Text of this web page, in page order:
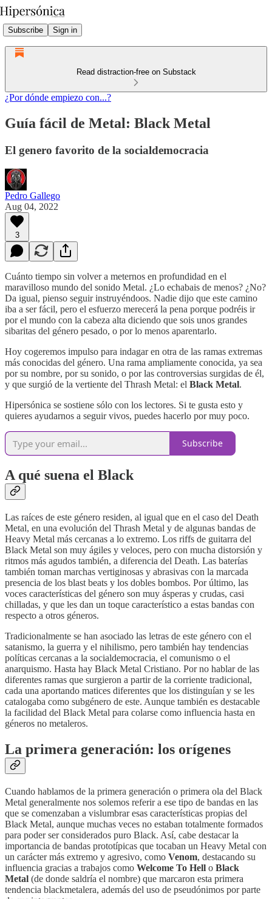
Subscribe Sign in
Read distraction-free on Substack
¿Por dónde empiezo con...?
Guía fácil de Metal: Black Metal
El genero favorito de la socialdemocracia
Pedro Gallego
Aug 04, 2022
3
Cuánto tiempo sin volver a meternos en profundidad en el
maravilloso mundo del sonido Metal. ¿Lo echabais de menos? ¿No?
Da igual, pienso seguir instruyéndoos. Nadie dijo que este camino
iba a ser fácil, pero el esfuerzo merecerá la pena porque podréis ir
por el mundo con la cabeza alta diciendo que sois unos grandes
sibaritas del género pesado, o por lo menos aparentarlo.
Hoy cogeremos impulso para indagar en otra de las ramas extremas
más conocidas del género. Una rama ampliamente conocida, ya sea
por su nombre, por su sonido, o por las controversias surgidas de él,
y que surgió de la vertiente del Thrash Metal: el Black Metal.
Hipersónica se sostiene sólo con los lectores. Si te gusta esto y
quieres ayudarnos a seguir vivos, puedes hacerlo por muy poco.
Subscribe
A qué suena el Black
Las raíces de este género residen, al igual que en el caso del Death
Metal, en una evolución del Thrash Metal y de algunas bandas de
Heavy Metal más cercanas a lo extremo. Los riffs de guitarra del
Black Metal son muy ágiles y veloces, pero con mucha distorsión y
ritmos más agudos también, a diferencia del Death. Las baterías
también toman marchas vertiginosas y abrasivas con la marcada
presencia de los blast beats y los dobles bombos. Por último, las
voces características del género son muy ásperas y crudas, casi
chilladas, y que les dan un toque característico a estas bandas con
respecto a otros géneros.
Tradicionalmente se han asociado las letras de este género con el
satanismo, la guerra y el nihilismo, pero también hay tendencias
políticas cercanas a la socialdemocracia, el comunismo o el
anarquismo. Hasta hay Black Metal Cristiano. Por no hablar de las
diferentes ramas que surgieron a partir de la corriente tradicional,
cada una aportando matices diferentes que los distinguían y se les
catalogaba como subgénero de este. Aunque también es destacable
la facilidad del Black Metal para colarse como influencia hasta en
géneros no metaleros.
La primera generación: los orígenes
Cuando hablamos de la primera generación o primera ola del Black
Metal generalmente nos solemos referir a ese tipo de bandas en las
que se comenzaban a vislumbrar esas características propias del
Black Metal, aunque muchas veces no estaban totalmente formados
para poder ser considerados puro Black. Así, cabe destacar la
importancia de bandas prototípicas que tocaban un Heavy Metal con
un carácter más extremo y agresivo, como Venom, destacando su
influencia gracias a trabajos como Welcome To Hell o Black
Metal (de donde saldría el nombre) que marcaron esta primera
tendencia blackmetalera, además del uso de pseudónimos por parte